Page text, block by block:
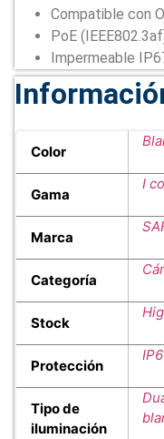
Compatible con
PoE
Impermeable
Color
Gama
I
Marca
Categoría
Stock
Protección
Tipo de
iluminación